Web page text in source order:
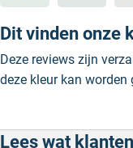
Dit vinden onze
Deze reviews zijn
deze kleur kan worden
Lees wat